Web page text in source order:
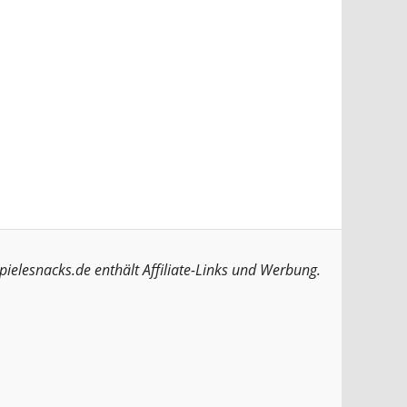
enthält Affiliate-Links und Werbung.